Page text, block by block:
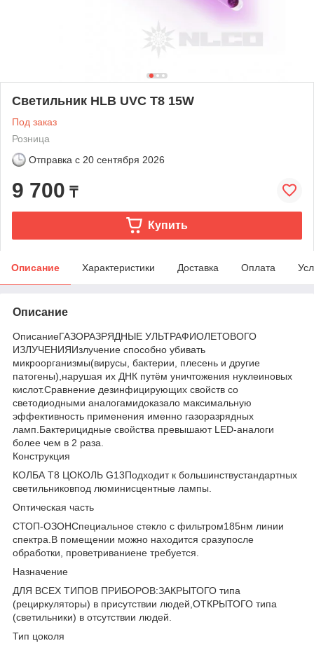
Светильник HLB UVC T8 15W
Под заказ
Розница
Отправка с 20 сентября 2026
9 700 ₸
Купить
Описание Характеристики Доставка Оплата
Описание
ОписаниеГАЗОРАЗРЯДНЫЕ УЛЬТРАФИОЛЕТОВОГО
ИЗЛУЧЕНИЯИзлучение способно убивать
микроорганизмы(вирусы, бактерии, плесень и другие
патогены),нарушая их ДНК путём уничтожения нуклеиновых
кислот.Сравнение дезинфицирующих свойств со
светодиодными аналогамидоказало максимальную
эффективность применения именно газоразрядных
ламп.Бактерицидные свойства превышают LED-аналоги
более чем в 2 раза.
Конструкция
КОЛБА Т8 ЦОКОЛЬ G13Подходит к большинствустандартных
светильниковпод люминисцентные лампы.
Оптическая часть
СТОП-ОЗОНСпециальное стекло с фильтром185нм линии
спектра.В помещении можно находится сразупосле
обработки, проветриваниене требуется.
Назначение
ДЛЯ ВСЕХ ТИПОВ ПРИБОРОВ:ЗАКРЫТОГО типа
(рециркуляторы) в присутствии людей,ОТКРЫТОГО типа
(светильники) в отсутствии людей.
Тип цоколя